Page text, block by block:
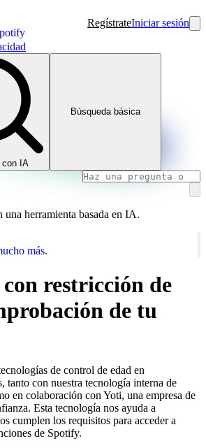
RegístrateIniciar sesión
con IA
Búsqueda básica
una herramienta basada en IA.
más.
restricción de
de tu
de control de edad en
tanto con nuestra tecnología interna de
en colaboración con Yoti, una empresa de
Esta tecnología nos ayuda a
cumplen los requisitos para acceder a
de Spotify.